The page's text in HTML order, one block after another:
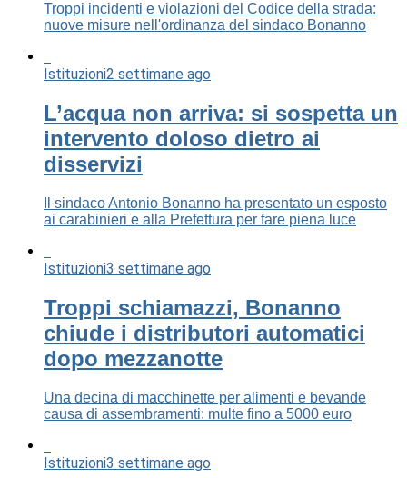
Troppi incidenti e violazioni del Codice della strada:
nuove misure nell'ordinanza del sindaco Bonanno
Istituzioni2 settimane ago
L’acqua non arriva: si sospetta un
intervento doloso dietro ai
disservizi
Il sindaco Antonio Bonanno ha presentato un esposto
ai carabinieri e alla Prefettura per fare piena luce
Istituzioni3 settimane ago
Troppi schiamazzi, Bonanno
chiude i distributori automatici
dopo mezzanotte
Una decina di macchinette per alimenti e bevande
causa di assembramenti: multe fino a 5000 euro
Istituzioni3 settimane ago